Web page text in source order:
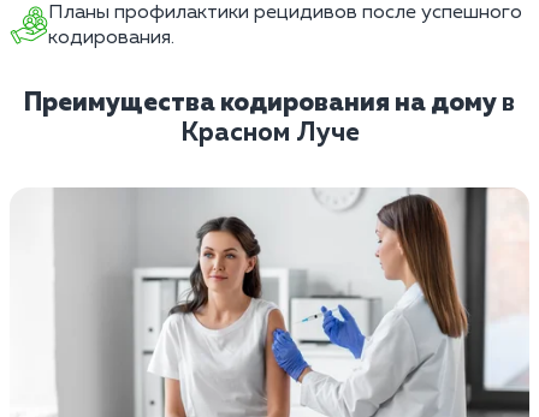
Планы профилактики рецидивов после успешного
кодирования.
Преимущества кодирования на дому в
Красном Луче